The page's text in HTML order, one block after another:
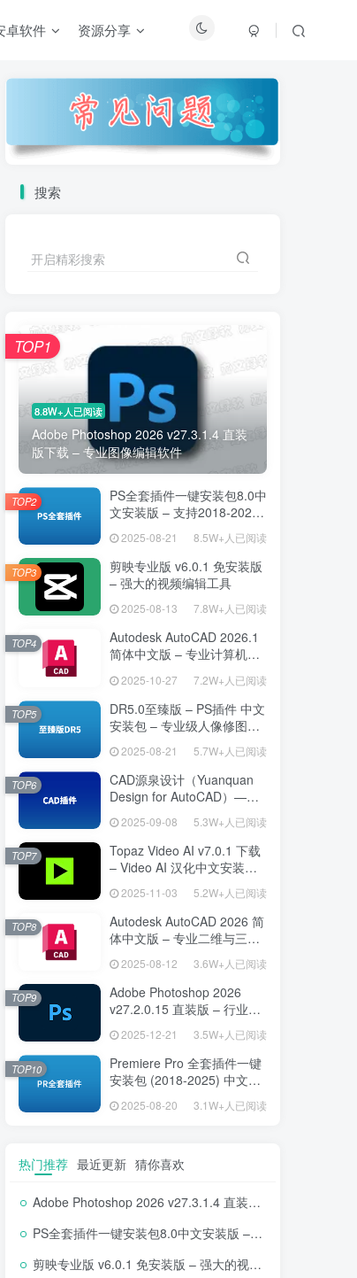
卓软件 资源分享
搜索
开启精彩搜索
8.8W+人已阅读
Adobe Photoshop 2026 v27.3.1.4 直装
版下载 – 专业图像编辑软件
TOP1
PS全套插件一键安装包8.0中
文安装版 – 支持2018-2025
– 提升设计效率
2025-08-21 8.5W+人已阅读
TOP2
剪映专业版 v6.0.1 免安装版
– 强大的视频编辑工具
2025-08-13 7.8W+人已阅读
TOP3
Autodesk AutoCAD 2026.1
简体中文版 – 专业计算机辅
2025-10-27 7.2W+人已阅读
TOP4
DR5.0至臻版 – PS插件 中文
安装包 – 专业级人像修图工
2025-08-21 5.7W+人已阅读
TOP5
CAD源泉设计（Yuanquan
Design for AutoCAD）——
高效绘图利器
2025-09-08 5.3W+人已阅读
TOP6
Topaz Video AI v7.0.1 下载
– Video AI 汉化中文安装版
2025-11-03 5.2W+人已阅读
TOP7
Autodesk AutoCAD 2026 简
体中文版 – 专业二维与三维
2025-08-12 3.6W+人已阅读
TOP8
Adobe Photoshop 2026
v27.2.0.15 直装版 – 行业标
2025-12-21 3.5W+人已阅读
TOP9
Premiere Pro 全套插件一键
安装包 (2018-2025) 中文安
率的专业工具
2025-08-20 3.1W+人已阅读
TOP10
热门推荐 最近更新 猜你喜欢
Adobe Photoshop 2026 v27.3.1.4 直装版下载 – 专业图像编辑软件
PS全套插件一键安装包8.0中文安装版 – 支持2018-2025 – 提升设计效率
剪映专业版 v6.0.1 免安装版 – 强大的视频编辑工具